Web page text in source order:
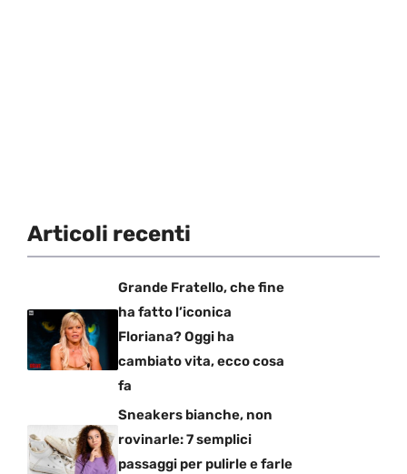
Articoli recenti
Grande Fratello, che fine
ha fatto l’iconica
Floriana? Oggi ha
cambiato vita, ecco cosa
fa
Sneakers bianche, non
rovinarle: 7 semplici
passaggi per pulirle e farle